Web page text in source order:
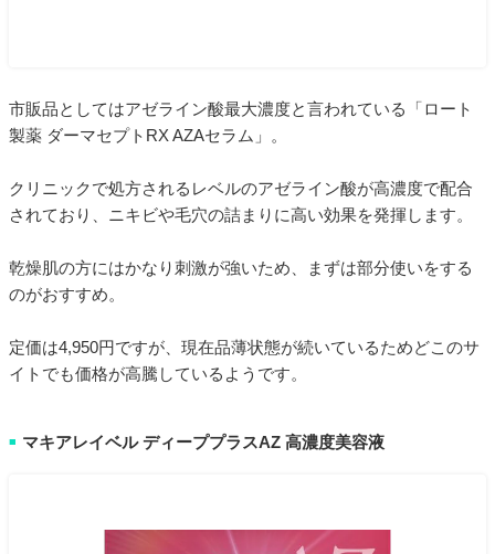
市販品としてはアゼライン酸最大濃度と言われている「ロート
製薬 ダーマセプトRX AZAセラム」。
クリニックで処方されるレベルのアゼライン酸が高濃度で配合
されており、ニキビや毛穴の詰まりに高い効果を発揮します。
乾燥肌の方にはかなり刺激が強いため、まずは部分使いをする
のがおすすめ。
定価は4,950円ですが、現在品薄状態が続いているためどこのサ
イトでも価格が高騰しているようです。
■ マキアレイベル ディーププラスAZ 高濃度美容液